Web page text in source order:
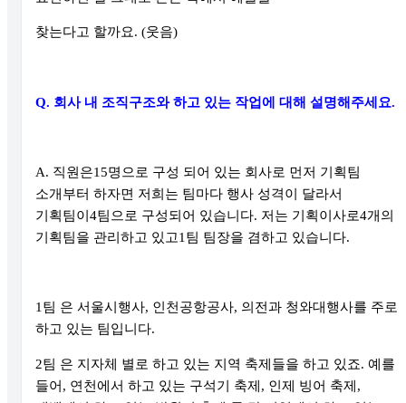
찾는다고 할까요. (웃음)
Q. 회사 내 조직구조와 하고 있는 작업에 대해 설명해주세요.
A. 직원은15명으로 구성 되어 있는 회사로 먼저 기획팀
소개부터 하자면 저희는 팀마다 행사 성격이 달라서
기획팀이 4팀으로 구성되어 있습니다. 저는 기획이사로4개의
기획팀을 관리하고 있고1 팀 팀장을 겸하고 있습니다.
1팀 은 서울시행사, 인천공항공사, 의전과 청와대행사를 주로
하고 있는 팀입니다.
2팀 은 지자체 별로 하고 있는 지역 축제들을 하고 있죠. 예를
들어 , 연천에서 하고 있는 구석기 축제 , 인제 빙어 축제 ,